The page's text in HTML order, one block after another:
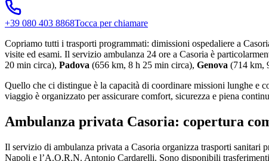
+39 080 403 8868Tocca per chiamare
Copriamo tutti i trasporti programmati: dimissioni ospedaliere a
visite ed esami. Il servizio ambulanza 24 ore a Casoria è
20 min circa), Padova (656 km, 8 h 25 min circa), Genova (714 km,
Quello che ci distingue è la capacità di coordinare missioni lunghe e
viaggio è organizzato per assicurare comfort, sicurezza e piena
Ambulanza privata Casoria: copertura
Il servizio di ambulanza privata a Casoria organizza trasporti sanitari
Napoli e l’A.O.R.N. Antonio Cardarelli. Sono disponibili